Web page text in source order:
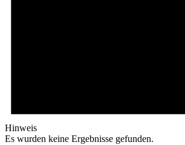
Hinweis
Es wurden keine Ergebnisse gefunden.